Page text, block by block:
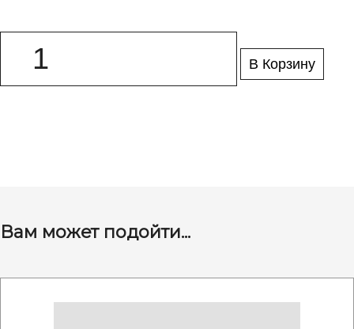
В Корзину
Вам может подойти...